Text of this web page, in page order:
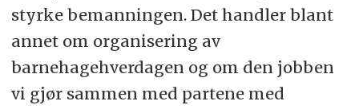
styrke bemanningen. Det handler blant
annet om organisering av
barnehagehverdagen og om den jobben
vi gjør sammen med partene med